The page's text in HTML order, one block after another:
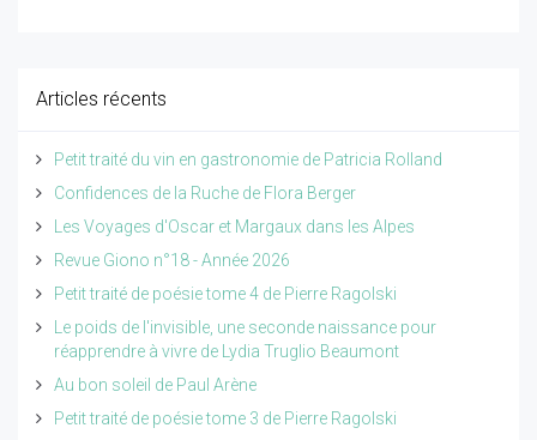
Articles récents
Petit traité du vin en gastronomie de Patricia Rolland
Confidences de la Ruche de Flora Berger
Les Voyages d'Oscar et Margaux dans les Alpes
Revue Giono n°18 - Année 2026
Petit traité de poésie tome 4 de Pierre Ragolski
Le poids de l'invisible, une seconde naissance pour
réapprendre à vivre de Lydia Truglio Beaumont
Au bon soleil de Paul Arène
Petit traité de poésie tome 3 de Pierre Ragolski